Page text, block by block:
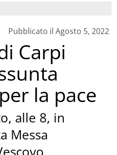
Pubblicato il Agosto 5, 2022
Carpi
la pace
alle 8, in
Messa